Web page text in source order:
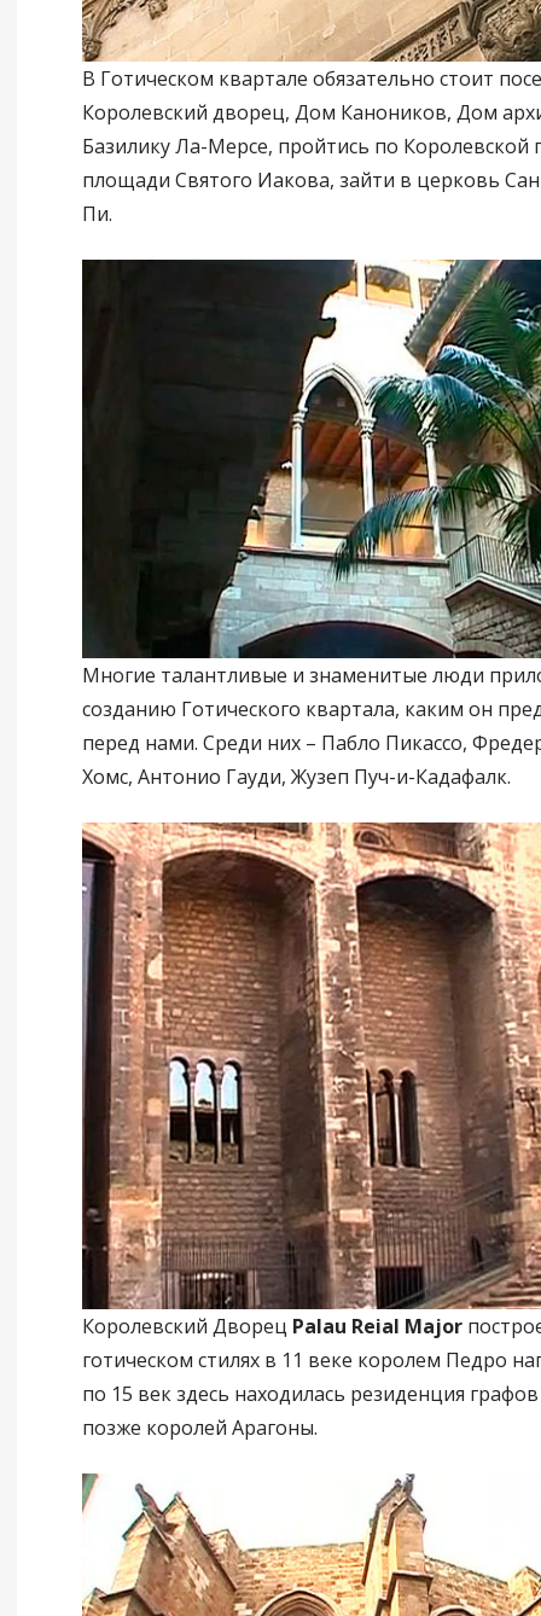
В Готическом квартале обязательно стоит
Королевский дворец, Дом Каноников, Дом
Базилику Ла-Мерсе, пройтись по
площади Святого Иакова, зайти в церковь
Пи.
Многие талантливые и знаменитые люди
созданию Готического квартала, каким он
перед нами. Среди них – Пабло Пикассо,
Хомс, Антонио Гауди, Жузеп Пуч-и-Кадафалк.
Королевский Дворец Palau Reial Major
готическом стилях в 11 веке королем Педро
по 15 век здесь находилась резиденция
позже королей Арагоны.